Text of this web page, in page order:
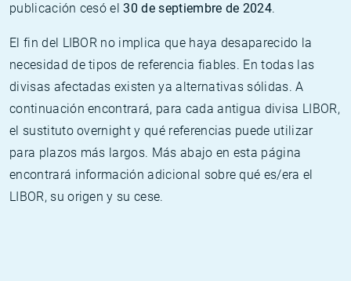
publicación cesó el30 de septiembre de 2024.
El fin del LIBOR no implica que haya desaparecido la
necesidad de tipos de referencia fiables. En todas las
divisas afectadas existen ya alternativas sólidas. A
continuación encontrará, para cada antigua divisa LIBOR,
el sustituto overnight y qué referencias puede utilizar
para plazos más largos. Más abajo en esta página
encontrará información adicional sobre qué es/era el
LIBOR, su origen y su cese.